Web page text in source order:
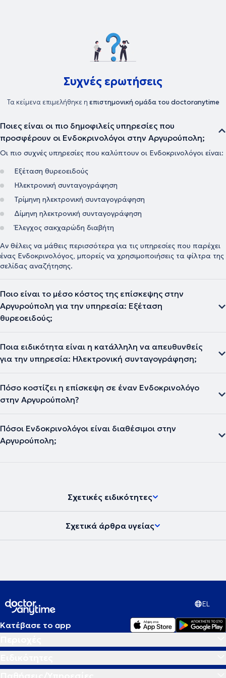
Συχνές ερωτήσεις
Τα κείμενα επιμελήθηκε η επιστημονική ομάδα του doctoranytime
Ποιες είναι οι πιο δημοφιλείς υπηρεσίες που
προσφέρουν οι Ενδοκρινολόγοι στην Αργυρούπολη;
Οι πιο συχνές υπηρεσίες που καλύπτουν οι Ενδοκρινολόγοι είναι:
Εξέταση θυρεοειδούς
Ηλεκτρονική συνταγογράφηση
Τρίμηνη ηλεκτρονική συνταγογράφηση
Δίμηνη ηλεκτρονική συνταγογράφηση
Έλεγχος σακχαρώδη διαβήτη
Αν θέλεις να μάθεις περισσότερα για τις υπηρεσίες που παρέχει
ένας Ενδοκρινολόγος, μπορείς να χρησιμοποιήσεις τα φίλτρα της
σελίδας αναζήτησης.
Ποιο είναι το μέσο κόστος της επίσκεψης στην
Αργυρούπολη για την υπηρεσία: Εξέταση
θυρεοειδούς;
Ποια ειδικότητα είναι η κατάλληλη να απευθυνθείς
για την υπηρεσία: Ηλεκτρονική συνταγογράφηση;
Πόσο κοστίζει η επίσκεψη σε έναν Ενδοκρινολόγο
στην Αργυρούπολη?
Πόσοι Ενδοκρινολόγοι είναι διαθέσιμοι στην
Αργυρούπολη;
Σχετικές ειδικότητες
Σχετικά άρθρα υγείας
EL
Κατέβασε το app